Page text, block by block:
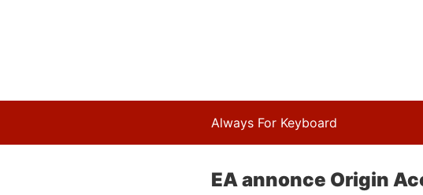
Always For Keyboard
EA annonce Origin